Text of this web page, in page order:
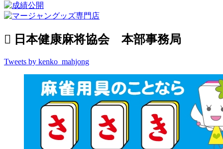
日本健康麻将協会 本部事務局
Tweets by kenko_mahjong